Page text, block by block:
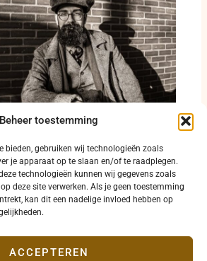
Beheer toestemming
bieden, gebruiken wij technologieën zoals
je apparaat op te slaan en/of te raadplegen.
technologieën kunnen wij gegevens zoals
deze site verwerken. Als je geen toestemming
kan dit een nadelige invloed hebben op
ACCEPTEREN
pleit voor strenger
crisis in Ceuta